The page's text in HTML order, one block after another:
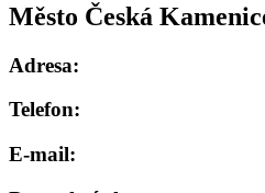
Město Česká
Adresa:
Telefon:
E-mail: